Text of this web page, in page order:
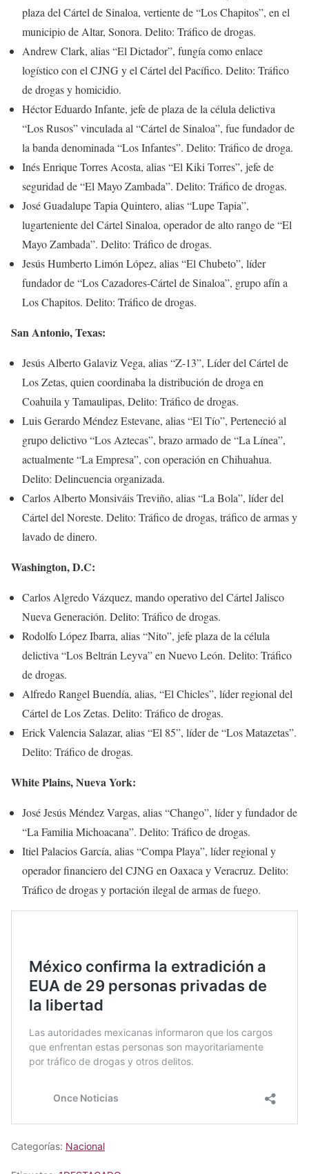
plaza del Cártel de Sinaloa, vertiente de “Los Chapitos”, en el
municipio de Altar, Sonora. Delito: Tráfico de drogas.
Andrew Clark, alias “El Dictador”, fungía como enlace
logístico con el CJNG y el Cártel del Pacífico. Delito: Tráfico
de drogas y homicidio.
Héctor Eduardo Infante, jefe de plaza de la célula delictiva
“Los Rusos” vinculada al “Cártel de Sinaloa”, fue fundador de
la banda denominada “Los Infantes”. Delito: Tráfico de droga.
Inés Enrique Torres Acosta, alias “El Kiki Torres”, jefe de
seguridad de “El Mayo Zambada”. Delito: Tráfico de drogas.
José Guadalupe Tapia Quintero, alias “Lupe Tapia”,
lugarteniente del Cártel Sinaloa, operador de alto rango de “El
Mayo Zambada”. Delito: Tráfico de drogas.
Jesús Humberto Limón López, alias “El Chubeto”, líder
fundador de “Los Cazadores-Cártel de Sinaloa”, grupo afín a
Los Chapitos. Delito: Tráfico de drogas.
San Antonio, Texas:
Jesús Alberto Galaviz Vega, alias “Z-13”, Líder del Cártel de
Los Zetas, quien coordinaba la distribución de droga en
Coahuila y Tamaulipas, Delito: Tráfico de drogas.
Luis Gerardo Méndez Estevane, alias “El Tío”, Perteneció al
grupo delictivo “Los Aztecas”, brazo armado de “La Línea”,
actualmente “La Empresa”, con operación en Chihuahua.
Delito: Delincuencia organizada.
Carlos Alberto Monsiváis Treviño, alias “La Bola”, líder del
Cártel del Noreste. Delito: Tráfico de drogas, tráfico de armas y
lavado de dinero.
Washington, D.C:
Carlos Algredo Vázquez, mando operativo del Cártel Jalisco
Nueva Generación. Delito: Tráfico de drogas.
Rodolfo López Ibarra, alias “Nito”, jefe plaza de la célula
delictiva “Los Beltrán Leyva” en Nuevo León. Delito: Tráfico
de drogas.
Alfredo Rangel Buendía, alias, “El Chicles”, líder regional del
Cártel de Los Zetas. Delito: Tráfico de drogas.
Erick Valencia Salazar, alias “El 85”, líder de “Los Matazetas”.
Delito: Tráfico de drogas.
White Plains, Nueva York:
José Jesús Méndez Vargas, alias “Chango”, líder y fundador de
“La Familia Michoacana”. Delito: Tráfico de drogas.
Itiel Palacios García, alias “Compa Playa”, líder regional y
operador financiero del CJNG en Oaxaca y Veracruz. Delito:
Tráfico de drogas y portación ilegal de armas de fuego.
Categorías: Nacional